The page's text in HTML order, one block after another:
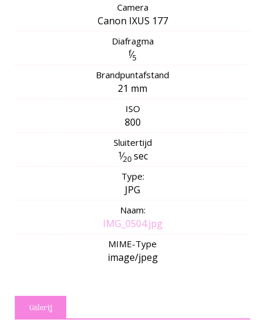
Camera
Canon IXUS 177
Diafragma
f⁄5
Brandpuntafstand
21 mm
ISO
800
Sluitertijd
1⁄20sec
Type:
JPG
Naam:
IMG_0504.jpg
MIME-Type
image/jpeg
Galerij